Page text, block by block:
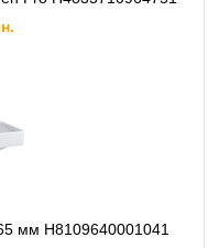
мм H8109640001041